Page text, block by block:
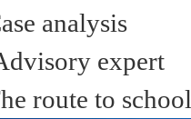
analysis
expert
route to school